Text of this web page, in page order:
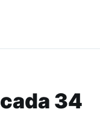
34